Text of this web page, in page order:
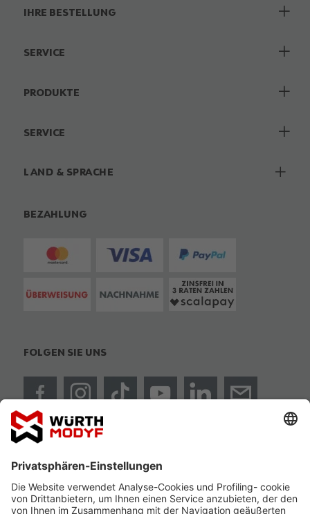
IHRE BESTELLUNG
SERVICE
PRODUKTE
SERVICE
LAND & SPRACHE
BEZAHLUNG
FOLGEN SIE UNS
ISO 9001:2015